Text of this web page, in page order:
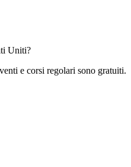
Uniti?
e corsi regolari sono gratuiti.